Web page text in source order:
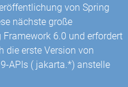
von Spring
nächste große
6.0 und erfordert
die erste Version von
APIs ( jakarta.*) anstelle